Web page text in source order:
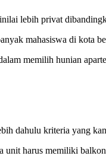
lebih privat
mahasiswa di kota
memilih hunian
dahulu kriteria yang
unit harus memiliki